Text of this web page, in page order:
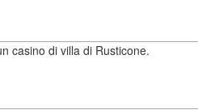
casino di villa di Rusticone.